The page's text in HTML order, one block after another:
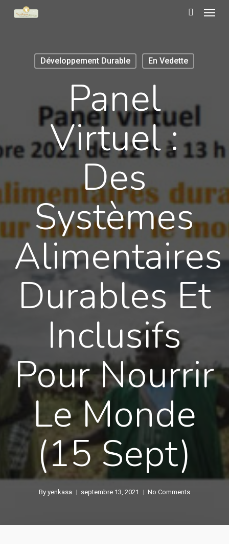
Skip
Développement Durable En Vedette
Panel
Virtuel :
Des
Systèmes
Alimentaires
Durables Et
Inclusifs
Pour Nourrir
Le Monde
(15 Sept)
By yenkasa septembre 13, 2021 No Comments